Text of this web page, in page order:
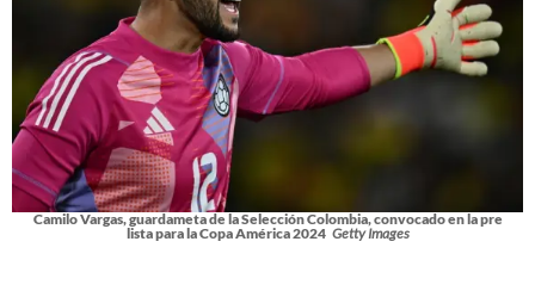
Camilo Vargas, guardameta de la Selección Colombia, convocado en la pre
lista para la Copa América 2024 Getty Images